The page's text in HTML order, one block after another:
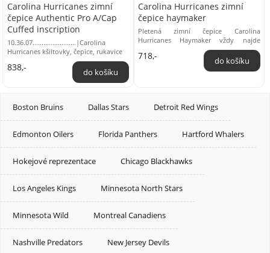
Carolina Hurricanes zimní
čepice Authentic Pro A/Cap
Cuffed inscription
10.36.07........................|Carolina
Hurricanes kšiltovky, čepice, rukavice
838,-
Carolina Hurricanes zimní
čepice haymaker
Pletená zimní čepice Carolina
Hurricanes Haymaker vždy najde
využití! Hřejivý materiál se spolehlivě
postará o ...
718,-
Boston Bruins Dallas Stars Detroit Red Wings
Edmonton Oilers Florida Panthers Hartford Whalers
Hokejové reprezentace Chicago Blackhawks
Los Angeles Kings Minnesota North Stars
Minnesota Wild Montreal Canadiens
Nashville Predators New Jersey Devils